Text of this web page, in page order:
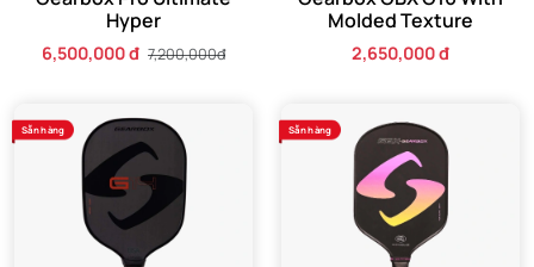
Hyper
6,500,000 đ 7,200,000đ
Molded Texture
2,650,000 đ
Sẵn hàng Sẵn hàng